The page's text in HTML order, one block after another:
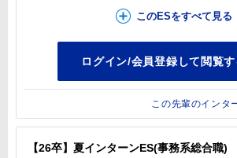
この先輩のインタ
【26卒】夏インターンES(事務系総合職)